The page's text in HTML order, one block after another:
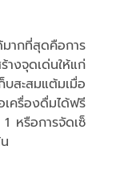
งจุดเด่นให้แก่
บสะสมแต้มเมื่อ
เครื่องดื่มได้ฟรี
หรือการจัดเซ็